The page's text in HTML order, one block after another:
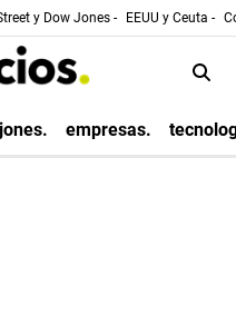
y Dow Jones - EEUU y Ceuta -
empresas.